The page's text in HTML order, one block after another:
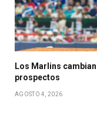
Los Marlins
prospectos
AGOSTO 4, 2026